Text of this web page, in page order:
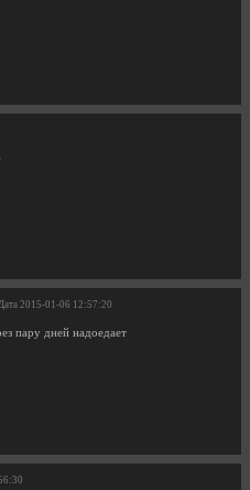
Дата 2015-01-06 12:57:20
пару дней надоедает